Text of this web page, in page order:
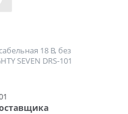
18 В, без
SEVEN DRS-101